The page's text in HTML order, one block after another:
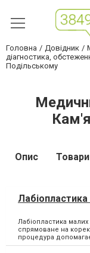
Головна Довідник
діагностика,
Подільському
Опис
Лабіопластика малих
спрямоване на
процедура